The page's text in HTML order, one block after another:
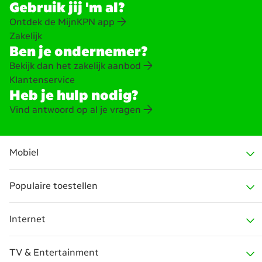
Zakelijk
Ben je ondernemer?
Bekijk dan het zakelijk aanbod
Klantenservice
Heb je hulp nodig?
Vind antwoord op al je vragen
Gebruik jij 'm al?
Ontdek de MijnKPN app
Mobiel
Alles voor Mobiel
Sim Only
Telefoon met abonnement
Populaire toestellen
iPhone 17 serie
iPhone 17e
Internet
Internet
TV & Entertainment